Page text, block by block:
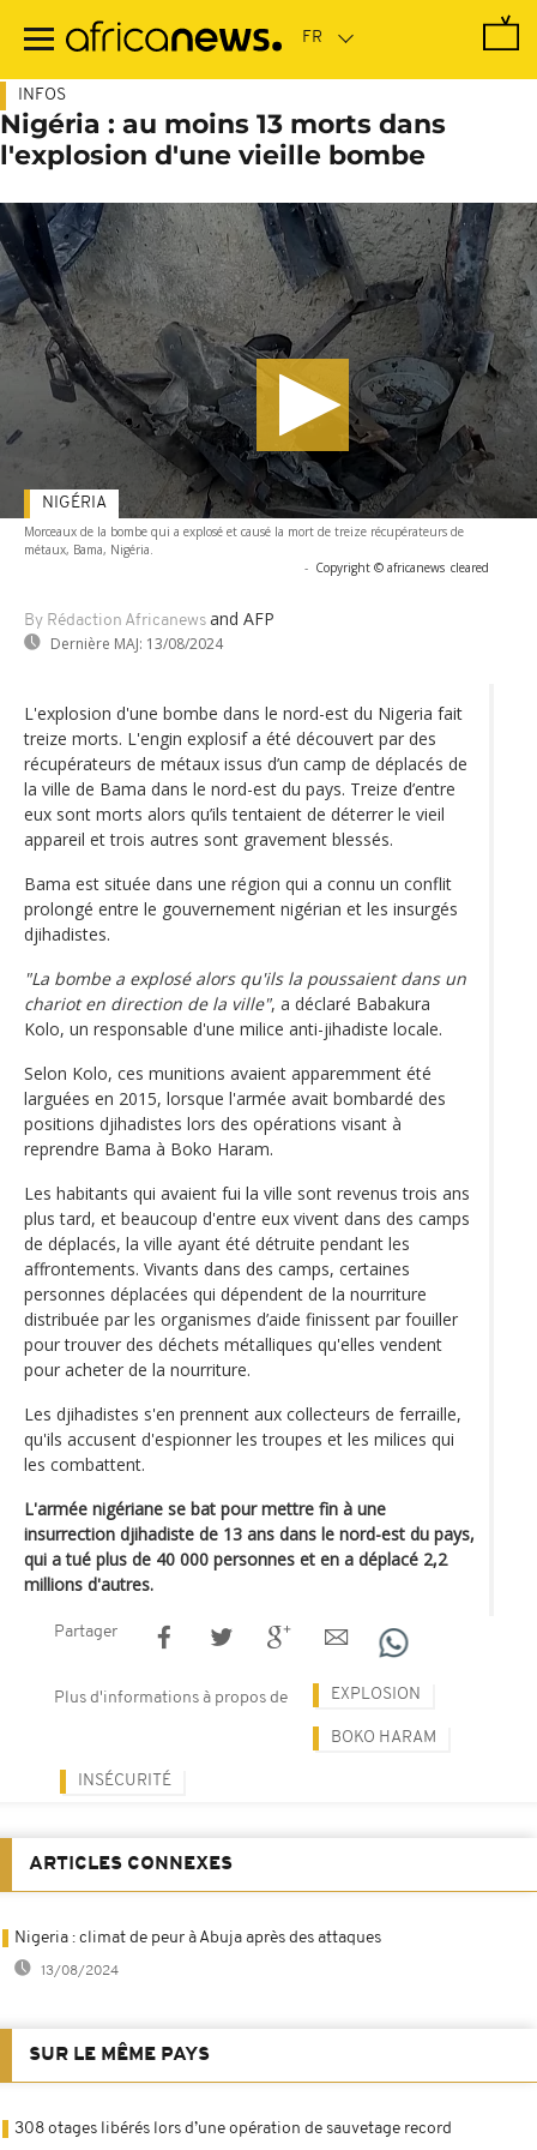
contenu
INFOS
Nigéria : au moins 13 morts dans
l'explosion d'une vieille bombe
Morceaux de la bombe qui a explosé et causé la mort de treize récupérateurs de
métaux, Bama, Nigéria.
- Copyright © africanews cleared
By Rédaction Africanews and AFP
Dernière MAJ: 13/08/2024
NIGÉRIA
L'explosion d'une bombe dans le nord-est du Nigeria fait
treize morts. L'engin explosif a été découvert par des
récupérateurs de métaux issus d’un camp de déplacés de
la ville de Bama dans le nord-est du pays. Treize d’entre
eux sont morts alors qu’ils tentaient de déterrer le vieil
appareil et trois autres sont gravement blessés.
Bama est située dans une région qui a connu un conflit
prolongé entre le gouvernement nigérian et les insurgés
djihadistes.
"La bombe a explosé alors qu'ils la poussaient dans un
chariot en direction de la ville", a déclaré Babakura
Kolo, un responsable d'une milice anti-jihadiste locale.
Selon Kolo, ces munitions avaient apparemment été
larguées en 2015, lorsque l'armée avait bombardé des
positions djihadistes lors des opérations visant à
reprendre Bama à Boko Haram.
Les habitants qui avaient fui la ville sont revenus trois ans
plus tard, et beaucoup d'entre eux vivent dans des camps
de déplacés, la ville ayant été détruite pendant les
affrontements. Vivants dans des camps, certaines
personnes déplacées qui dépendent de la nourriture
distribuée par les organismes d’aide finissent par fouiller
pour trouver des déchets métalliques qu'elles vendent
pour acheter de la nourriture.
Les djihadistes s'en prennent aux collecteurs de ferraille,
qu'ils accusent d'espionner les troupes et les milices qui
les combattent.
L'armée nigériane se bat pour mettre fin à une
insurrection djihadiste de 13 ans dans le nord-est du pays,
qui a tué plus de 40 000 personnes et en a déplacé 2,2
millions d'autres.
Partager
Plus d'informations à propos de EXPLOSION
BOKO HARAM
INSÉCURITÉ
ARTICLES CONNEXES
Nigeria : climat de peur à Abuja après des attaques
13/08/2024
SUR LE MÊME PAYS
308 otages libérés lors d’une opération de sauvetage record